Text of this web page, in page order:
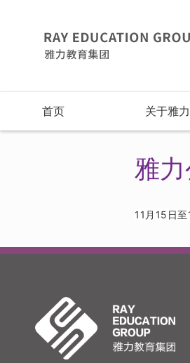
首页 关于雅力
雅
11月15日